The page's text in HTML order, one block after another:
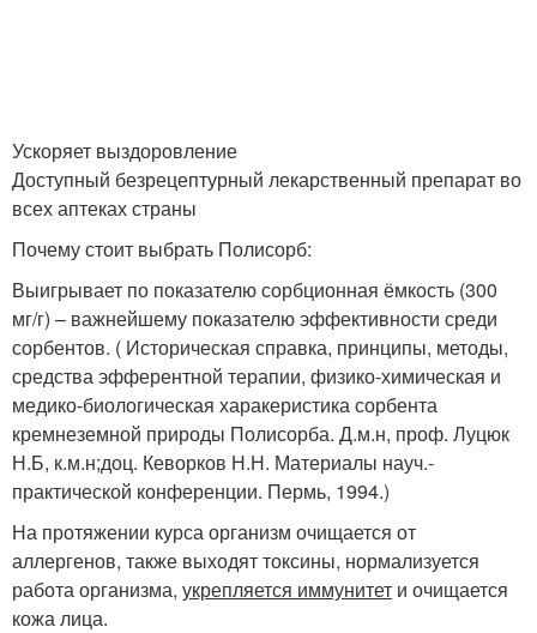
Ускоряет выздоровление
Доступный безрецептурный лекарственный препарат во
всех аптеках страны
Почему стоит выбрать Полисорб:
Выигрывает по показателю сорбционная ёмкость (300
мг/г) – важнейшему показателю эффективности среди
сорбентов. ( Историческая справка, принципы, методы,
средства эфферентной терапии, физико-химическая и
медико-биологическая харакеристика сорбента
кремнеземной природы Полисорба. Д.м.н, проф. Луцюк
Н.Б, к.м.н;доц. Кеворков Н.Н. Материалы науч.-
практической конференции. Пермь, 1994.)
На протяжении курса организм очищается от
аллергенов, также выходят токсины, нормализуется
работа организма, укрепляется иммунитет и очищается
кожа лица.